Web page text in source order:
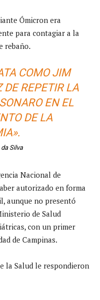
Ómicron era
para contagiar a la
rebaño.
COMO JIM
DE REPETIR LA
EN EL
DE LA
Silva
Nacional de
autorizado en forma
aunque no presentó
de Salud
con un primer
de Campinas.
la Salud le respondieron